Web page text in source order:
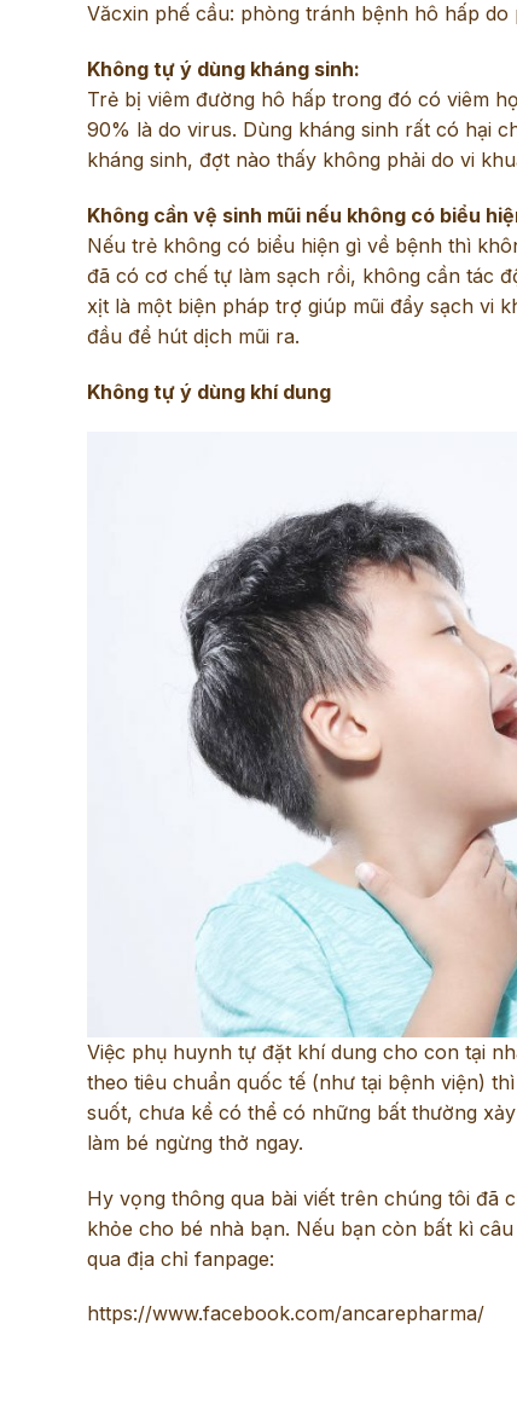
Văcxin phế cầu: phòng tránh bệnh hô hấp
Không tự ý dùng kháng sinh:
Trẻ bị viêm đường hô hấp trong đó có viêm
90% là do virus. Dùng kháng sinh rất có hại
kháng sinh, đợt nào thấy không phải do vi
Không cần vệ sinh mũi nếu không có biểu
Nếu trẻ không có biểu hiện gì về bệnh thì
đã có cơ chế tự làm sạch rồi, không cần tác
xịt là một biện pháp trợ giúp mũi đẩy sạch vi
đầu để hút dịch mũi ra.
Không tự ý dùng khí dung
Việc phụ huynh tự đặt khí dung cho con tại
theo tiêu chuẩn quốc tế (như tại bệnh viện)
suốt, chưa kể có thể có những bất thường
làm bé ngừng thở ngay.
Hy vọng thông qua bài viết trên chúng tôi đã
khỏe cho bé nhà bạn. Nếu bạn còn bất kì
qua địa chỉ fanpage:
https://www.facebook.com/ancarepharma/